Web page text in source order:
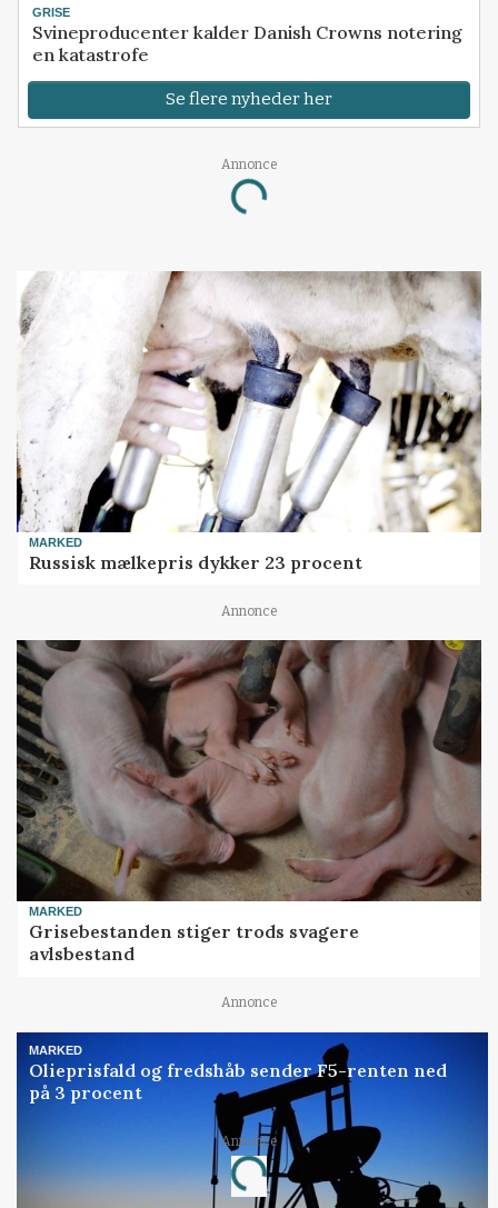
GRISE
Svineproducenter kalder Danish Crowns notering
en katastrofe
Se flere nyheder her
Annonce
Loading...
MARKED
Russisk mælkepris dykker 23 procent
Annonce
MARKED
Grisebestanden stiger trods svagere
avlsbestand
Annonce
MARKED
Olieprisfald og fredshåb sender F5-renten ned
på 3 procent
Annonce